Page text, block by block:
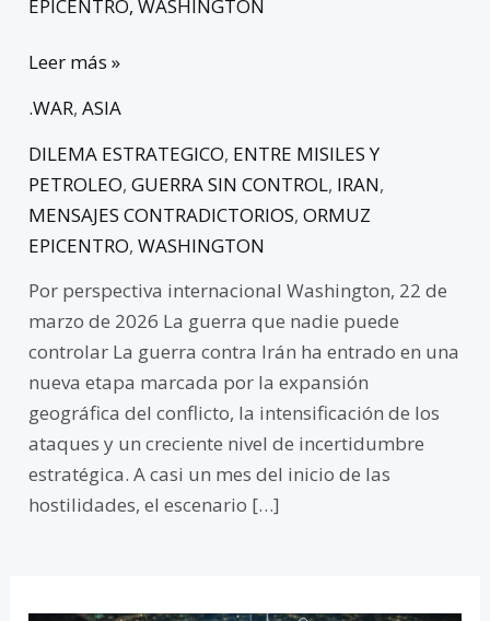
EPICENTRO,WASHINGTON
Leer más »
.WAR,ASIA
DILEMA ESTRATEGICO, ENTRE MISILES Y
PETROLEO,GUERRA SIN CONTROL, IRAN,
MENSAJES CONTRADICTORIOS,ORMUZ
EPICENTRO,WASHINGTON
Por perspectiva internacional Washington, 22 de
marzo de 2026 La guerra que nadie puede
controlar La guerra contra Irán ha entrado en una
nueva etapa marcada por la expansión
geográfica del conflicto, la intensificación de los
ataques y un creciente nivel de incertidumbre
estratégica. A casi un mes del inicio de las
hostilidades, el escenario […]